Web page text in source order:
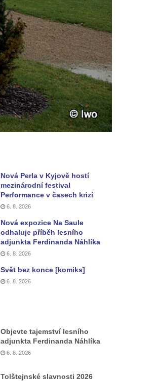
Nová Perla v Kyjově hostí
mezinárodní festival
Performance v časech krizí
6. 8. 2026
Nová expozice Na Saule
odhaluje příběh lesního
adjunkta Ferdinanda Náhlíka
6. 8. 2026
Svět bez konce [komiks]
6. 8. 2026
Objevte tajemství lesního
adjunkta Ferdinanda Náhlíka
6. 8. 2026
Tolštejnské slavnosti 2026